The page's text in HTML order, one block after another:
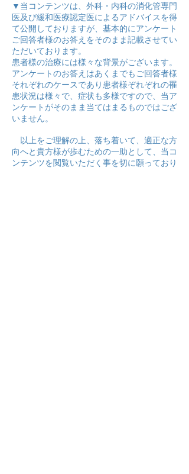
▼当コンテンツは、外科・内科の消化管専門
医及び緩和医療認定医によるアドバイスを得
て公開しておりますが、基本的にアンケート
ご回答者様のお答えをそのまま記載させてい
ただいております。
患者様の治療には様々な背景がございます。
アンケートのお答えはあくまでもご回答者様
それぞれのケースであり患者様ぞれぞれの罹
患状況は様々で、症状も多様ですので、当ア
ンケートがそのまま当てはまるものではござ
いません。
以上をご理解の上、落ち着いて、適正な方
向へと貴方様が歩むための一助として、当コ
ンテンツを閲覧いただく事を切に願っており